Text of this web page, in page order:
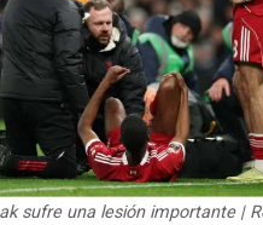
sufre una lesión importante |